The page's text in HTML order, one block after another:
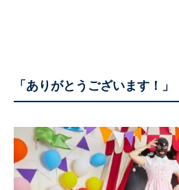
「ありがとうございます！」